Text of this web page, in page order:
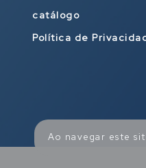
catálogo
Política de
Ao navegar este